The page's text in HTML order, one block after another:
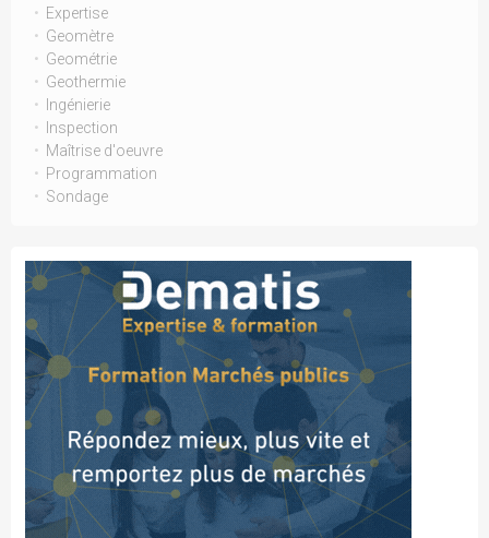
Expertise
Geomètre
Geométrie
Geothermie
Ingénierie
Inspection
Maîtrise d'oeuvre
Programmation
Sondage